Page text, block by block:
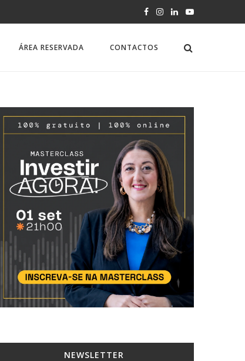
ÁREA RESERVADA CONTACTOS
NEWSLETTER